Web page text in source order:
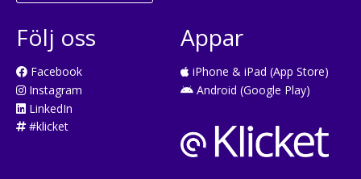
Följ oss
Facebook
Instagram
LinkedIn
#klicket
Appar
iPhone & iPad (App Store)
Android (Google Play)